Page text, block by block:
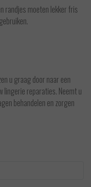
randjes moeten lekker fris
u graag door naar een
lingerie reparaties. Neemt u
behandelen en zorgen